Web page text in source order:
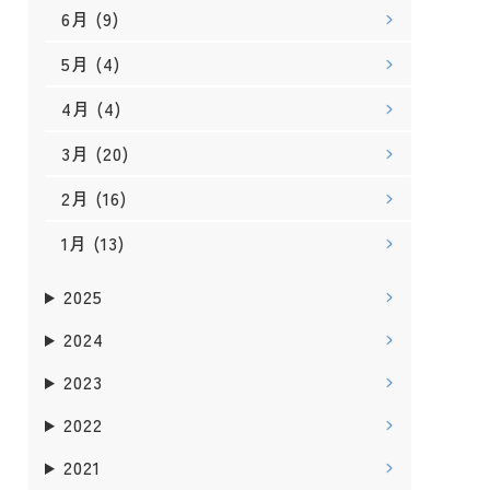
6月 (9)
5月 (4)
4月 (4)
3月 (20)
2月 (16)
1月 (13)
2025
2024
2023
2022
2021